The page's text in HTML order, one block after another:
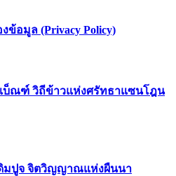
ข้อมูล (Privacy Policy)
บ็ณฑ์ วิถีข้าวแห่งศรัทธาแซนโฎน
มปูจ จิตวิญญาณแห่งผืนนา